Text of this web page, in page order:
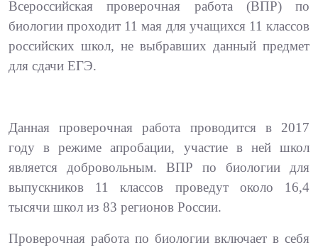
Всероссийская проверочная работа (ВПР) по
биологии проходит 11 мая для учащихся 11 классов
российских школ, не выбравших данный предмет
для сдачи ЕГЭ.
Данная проверочная работа проводится в 2017
году в режиме апробации, участие в ней школ
является добровольным. ВПР по биологии для
выпускников 11 классов проведут около 16,4
тысячи школ из 83 регионов России.
Проверочная работа по биологии включает в себя